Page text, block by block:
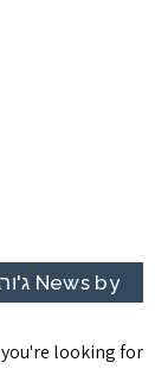
News by ג'ורג' ורור
looking for.